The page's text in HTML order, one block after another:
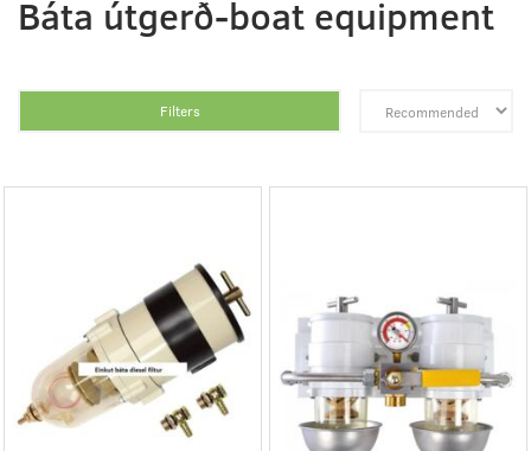
Báta útgerð-boat equipment
Filters